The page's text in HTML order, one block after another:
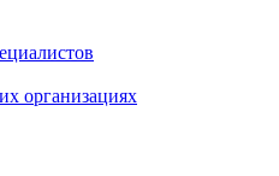
организациях